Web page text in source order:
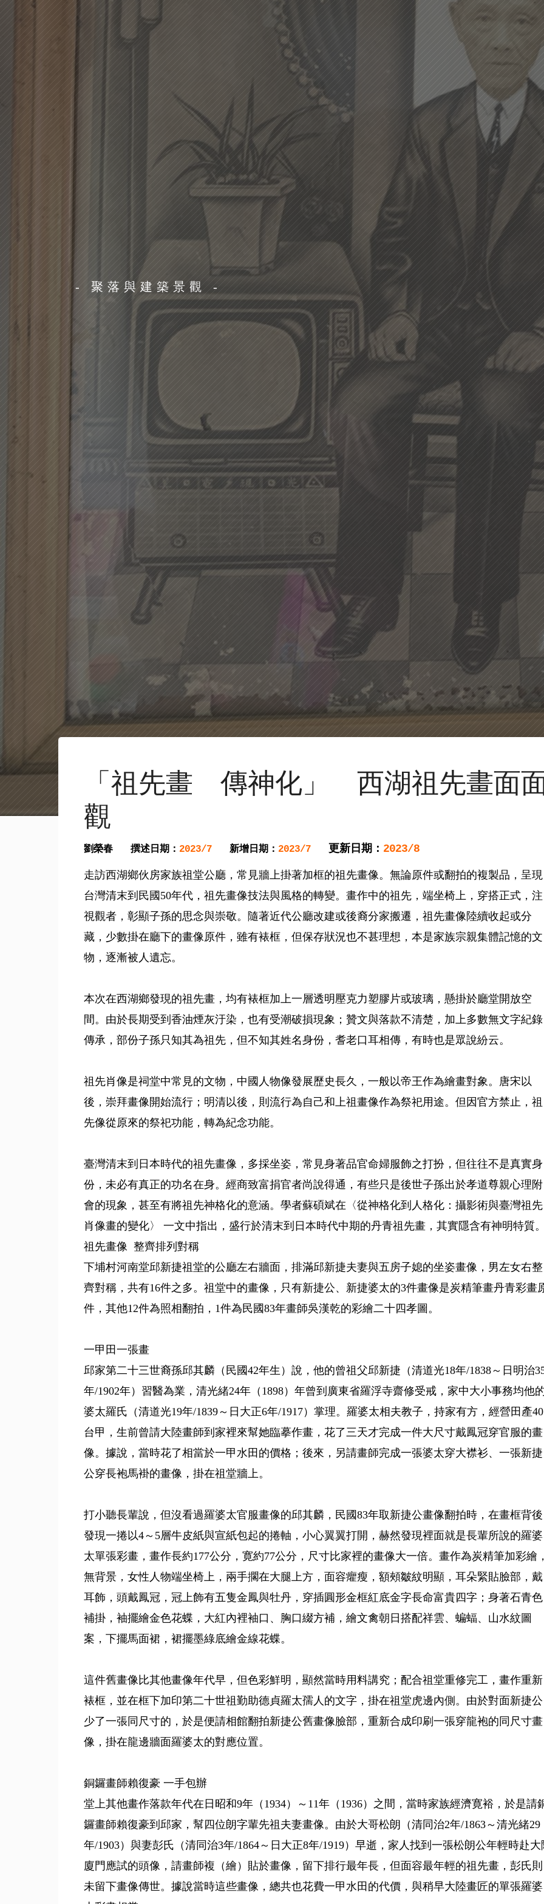
- 聚落與建築景觀 -
「祖先畫 傳神化」 西湖祖先畫面
觀
劉榮春 撰述日期： 2023/7 新增日期： 2023/7 更新日期： 2023/8
走訪西湖鄉伙房家族祖堂公廳，常見牆上掛著加框的祖先畫像。無論原件或翻拍的複製品，呈現
台灣清末到民國50年代，祖先畫像技法與風格的轉變。畫作中的祖先，端坐椅上，穿搭正式，注
視觀者，彰顯子孫的思念與崇敬。隨著近代公廳改建或後裔分家搬遷，祖先畫像陸續收起或分
藏，少數掛在廳下的畫像原件，雖有裱框，但保存狀況也不甚理想，本是家族宗親集體記憶的文
物，逐漸被人遺忘。
本次在西湖鄉發現的祖先畫，均有裱框加上一層透明壓克力塑膠片或玻璃，懸掛於廳堂開放空
間。由於長期受到香油煙灰汙染，也有受潮破損現象；贊文與落款不清楚，加上多數無文字紀錄
傳承，部份子孫只知其為祖先，但不知其姓名身份，耆老口耳相傳，有時也是眾說紛云。
祖先肖像是祠堂中常見的文物，中國人物像發展歷史長久，一般以帝王作為繪畫對象。唐宋以
後，崇拜畫像開始流行；明清以後，則流行為自己和上祖畫像作為祭祀用途。但因官方禁止，祖
先像從原來的祭祀功能，轉為紀念功能。
臺灣清末到日本時代的祖先畫像，多採坐姿，常見身著品官命婦服飾之打扮，但往往不是真實身
份，未必有真正的功名在身。經商致富捐官者尚說得通，有些只是後世子孫出於孝道尊親心理附
會的現象，甚至有將祖先神格化的意涵。學者蘇碩斌在〈從神格化到人格化：攝影術與臺灣祖先
肖像畫的變化〉 一文中指出，盛行於清末到日本時代中期的丹青祖先畫，其實隱含有神明特質
祖先畫像 整齊排列對稱
下埔村河南堂邱新捷祖堂的公廳左右牆面，排滿邱新捷夫妻與五房子媳的坐姿畫像，男左女右整
齊對稱，共有16件之多。祖堂中的畫像，只有新捷公、新捷婆太的3件畫像是炭精筆畫丹青彩畫
件，其他12件為照相翻拍，1件為民國83年畫師吳漢乾的彩繪二十四孝圖。
一甲田一張畫
邱家第二十三世裔孫邱其麟（民國42年生）說，他的曾祖父邱新捷（清道光18年/1838～日明治
年/1902年）習醫為業，清光緒24年（1898）年曾到廣東省羅浮寺齋修受戒，家中大小事務均他
婆太羅氏（清道光19年/1839～日大正6年/1917）掌理。羅婆太相夫教子，持家有方，經營田產40
台甲，生前曾請大陸畫師到家裡來幫她臨摹作畫，花了三天才完成一件大尺寸戴鳳冠穿官服的畫
像。據說，當時花了相當於一甲水田的價格；後來，另請畫師完成一張婆太穿大襟衫、一張新捷
公穿長袍馬褂的畫像，掛在祖堂牆上。
打小聽長輩說，但沒看過羅婆太官服畫像的邱其麟，民國83年取新捷公畫像翻拍時，在畫框背後
發現一捲以4～5層牛皮紙與宣紙包起的捲軸，小心翼翼打開，赫然發現裡面就是長輩所說的羅婆
太單張彩畫，畫作長約177公分，寛約77公分，尺寸比家裡的畫像大一倍。畫作為炭精筆加彩繪
無背景，女性人物端坐椅上，兩手擱在大腿上方，面容癯瘦，額頰皺紋明顯，耳朵緊貼臉部，戴
耳飾，頭戴鳳冠，冠上飾有五隻金鳳與牡丹，穿插圓形金框紅底金字長命富貴四字；身著石青色
補掛，袖擺繪金色花蝶，大紅內裡袖口、胸口綴方補，繪文禽朝日搭配祥雲、蝙蝠、山水紋圖
案，下擺馬面裙，裙擺墨綠底繪金線花蝶。
這件舊畫像比其他畫像年代早，但色彩鮮明，顯然當時用料講究；配合祖堂重修完工，畫作重新
裱框，並在框下加印第二十世祖勤助德貞羅太孺人的文字，掛在祖堂虎邊內側。由於對面新捷公
少了一張同尺寸的，於是便請相館翻拍新捷公舊畫像臉部，重新合成印刷一張穿龍袍的同尺寸畫
像，掛在龍邊牆面羅婆太的對應位置。
銅鑼畫師賴復豪 一手包辦
堂上其他畫作落款年代在日昭和9年（1934）～11年（1936）之間，當時家族經濟寛裕，於是請
鑼畫師賴復豪到邱家，幫四位朗字輩先祖夫妻畫像。由於大哥松朗（清同治2年/1863～清光緒29
年/1903）與妻彭氏（清同治3年/1864～日大正8年/1919）早逝，家人找到一張松朗公年輕時赴大
廈門應試的頭像，請畫師複（繪）貼於畫像，留下排行最年長，但面容最年輕的祖先畫，彭氏則
未留下畫像傳世。據說當時這些畫像，總共也花費一甲水田的代價，與稍早大陸畫匠的單張羅婆